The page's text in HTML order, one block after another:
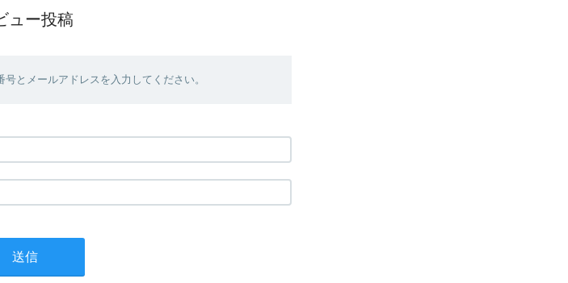
ュー投稿
とメールアドレスを入力してください。